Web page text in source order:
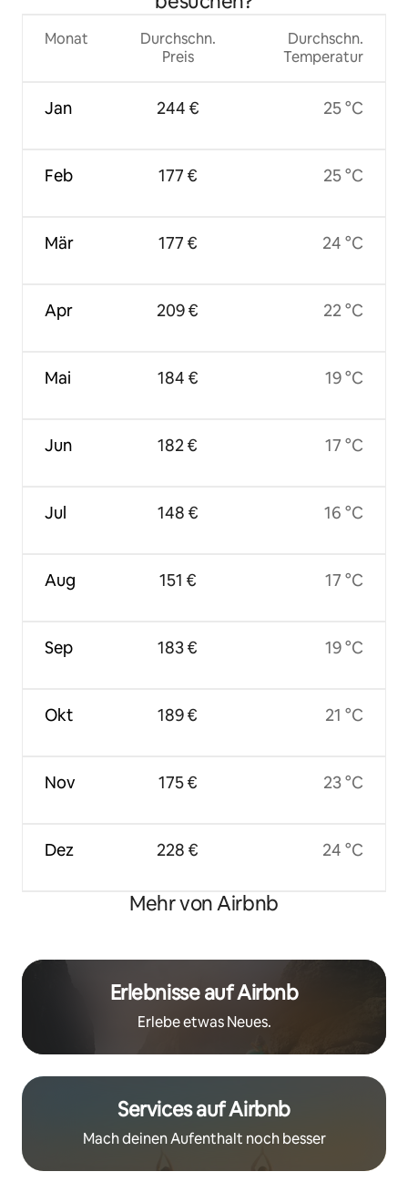
Monat
Jan
Feb
Mär
Apr
Mai
Jun
Jul
Aug
Sep
Okt
Nov
Dez
Durchschn.
Preis
244 €
177 €
177 €
209 €
184 €
182 €
148 €
151 €
183 €
189 €
175 €
228 €
Durchschn.
Temperatur
25 °C
25 °C
24 °C
22 °C
19 °C
17 °C
16 °C
17 °C
19 °C
21 °C
23 °C
24 °C
Mehr von Airbnb
Erlebnisse auf Airbnb
Erlebe etwas Neues.
Services auf Airbnb
Mach deinen Aufenthalt noch besser